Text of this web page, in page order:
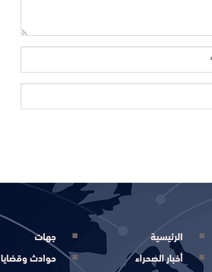
الرئيسية
أخبار الصحراء
جهات
حوادث وقضايا